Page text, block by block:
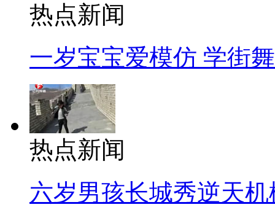
热点新闻
一岁宝宝爱模仿 学街
热点新闻
六岁男孩长城秀逆天机